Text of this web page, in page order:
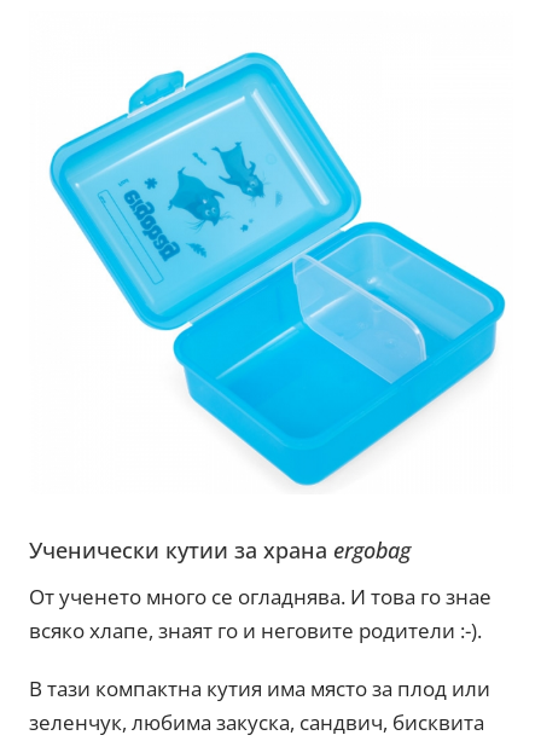
Ученически кутии за хранаergobag
От ученето много се огладнява. И това го знае
всяко хлапе, знаят го и неговите родители :-).
В тази компактна кутия има място за плод или
зеленчук, любима закуска, сандвич, бисквита